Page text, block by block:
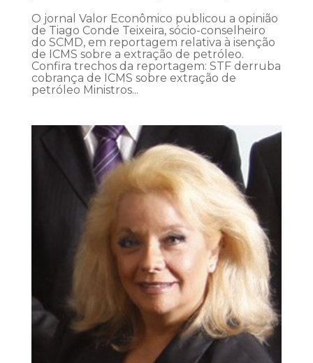
O jornal Valor Econômico publicou a opinião
de Tiago Conde Teixeira, sócio-conselheiro
do SCMD, em reportagem relativa à isenção
de ICMS sobre a extração de petróleo.
Confira trechos da reportagem: STF derruba
cobrança de ICMS sobre extração de
petróleo Ministros...